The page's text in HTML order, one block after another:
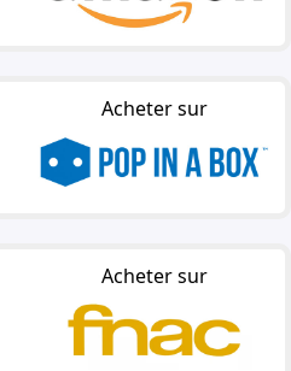
Acheter sur
Acheter sur